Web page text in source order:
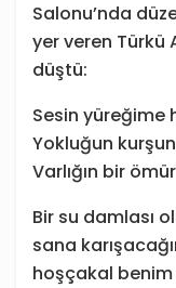
Salonu’nda
yer veren Türkü
düştü:
Sesin yüreğime
Yokluğun
Varlığın bir
Bir su damlası
sana
hoşçakal benim